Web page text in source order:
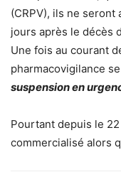
(CRPV), ils ne
jours après le décès
Une fois au courant
pharmacovigilance
suspension en
Pourtant depuis le
commercialisé alors